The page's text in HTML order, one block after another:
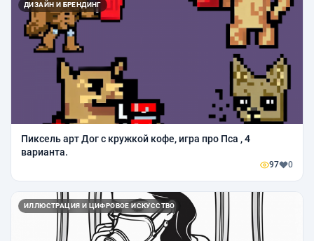
ДИЗАЙН И БРЕНДИНГ
Пиксель арт Дог с кружкой кофе, игра про Пса , 4
варианта.
97 0
ИЛЛЮСТРАЦИЯ И ЦИФРОВОЕ ИСКУССТВО